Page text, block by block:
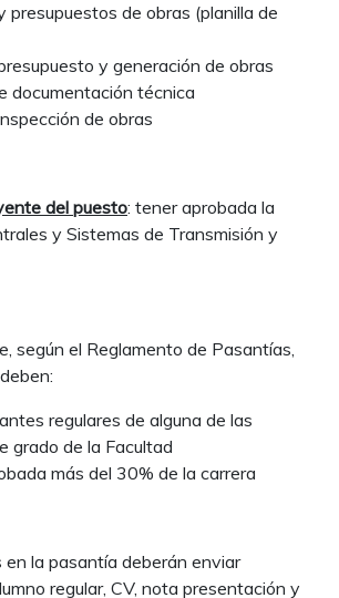
presupuestos de obras (planilla de
y generación de obras
documentación técnica
de obras
del puesto: tener aprobada la
y Sistemas de Transmisión y
según el Reglamento de Pasantías,
regulares de alguna de las
grado de la Facultad
más del 30% de la carrera
en la pasantía deberán enviar
regular, CV, nota presentación y